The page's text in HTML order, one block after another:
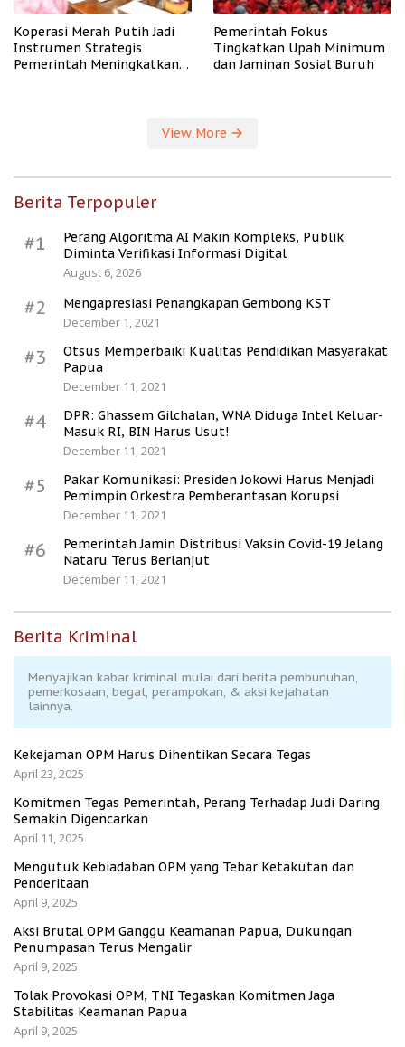
Koperasi Merah Putih Jadi
Instrumen Strategis
Pemerintah Meningkatkan
Pemerintah Fokus
Tingkatkan Upah Minimum
dan Jaminan Sosial Buruh
View More
Berita Terpopuler
#1
Perang Algoritma AI Makin Kompleks, Publik
Diminta Verifikasi Informasi Digital
August 6, 2026
#2
Mengapresiasi Penangkapan Gembong KST
December 1, 2021
#3
Otsus Memperbaiki Kualitas Pendidikan Masyarakat
Papua
December 11, 2021
#4
DPR: Ghassem Gilchalan, WNA Diduga Intel Keluar-
Masuk RI, BIN Harus Usut!
December 11, 2021
#5
Pakar Komunikasi: Presiden Jokowi Harus Menjadi
Pemimpin Orkestra Pemberantasan Korupsi
December 11, 2021
#6
Pemerintah Jamin Distribusi Vaksin Covid-19 Jelang
Nataru Terus Berlanjut
December 11, 2021
Berita Kriminal
Menyajikan kabar kriminal mulai dari berita pembunuhan,
pemerkosaan, begal, perampokan, & aksi kejahatan
lainnya.
Kekejaman OPM Harus Dihentikan Secara Tegas
April 23, 2025
Komitmen Tegas Pemerintah, Perang Terhadap Judi Daring
Semakin Digencarkan
April 11, 2025
Mengutuk Kebiadaban OPM yang Tebar Ketakutan dan
Penderitaan
April 9, 2025
Aksi Brutal OPM Ganggu Keamanan Papua, Dukungan
Penumpasan Terus Mengalir
April 9, 2025
Tolak Provokasi OPM, TNI Tegaskan Komitmen Jaga
Stabilitas Keamanan Papua
April 9, 2025